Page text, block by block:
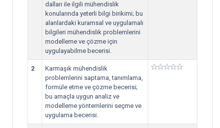
dalları ile ilgili mühendislik
konularında yeterli bilgi birikimi; bu
alanlardaki kuramsal ve uygulamalı
bilgileri mühendislik problemlerini
modelleme ve çözme için
uygulayabilme becerisi.
2
Karmaşık mühendislik
problemlerini saptama, tanımlama,
formüle etme ve çözme becerisi;
bu amaçla uygun analiz ve
modelleme yöntemlerini seçme ve
uygulama becerisi.